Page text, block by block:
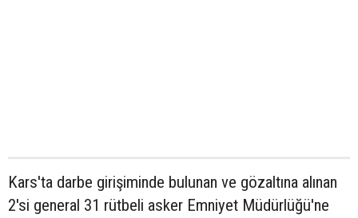
Kars'ta darbe girişiminde bulunan ve gözaltına alınan
2'si general 31 rütbeli asker Emniyet Müdürlüğü'ne